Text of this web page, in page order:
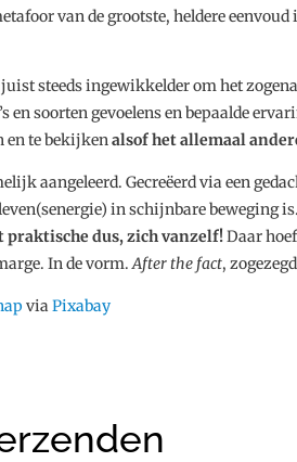
van de grootste, heldere
steeds ingewikkelder om het
en soorten gevoelens en bepaalde
en te bekijken alsof het allemaal
aangeleerd. Gecreëerd via een
in schijnbare beweging is.
praktische dus, zich vanzelf!Daar
In de vorm. After the fact,
via Pixabay